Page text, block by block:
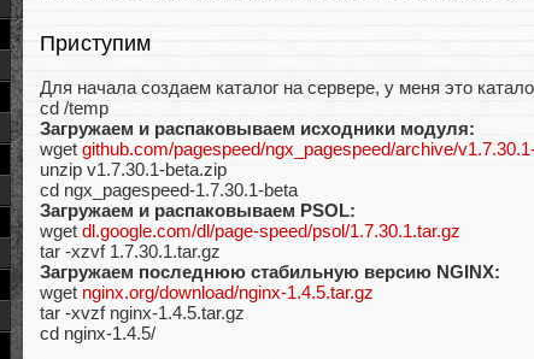
Приступим
Для начала создаем каталог на сервере, у меня это
cd /temp
Загружаем и распаковываем исходники модуля:
wget github.com/pagespeed/ngx_pagespeed/archive/
unzip v1.7.30.1-beta.zip
cd ngx_pagespeed-1.7.30.1-beta
Загружаем и распаковываем PSOL:
wget dl.google.com/dl/page-speed/psol/1.7.30.1.tar.gz
tar -xzvf 1.7.30.1.tar.gz
Загружаем последнюю стабильную версию NGINX:
wget nginx.org/download/nginx-1.4.5.tar.gz
tar -xvzf nginx-1.4.5.tar.gz
cd nginx-1.4.5/